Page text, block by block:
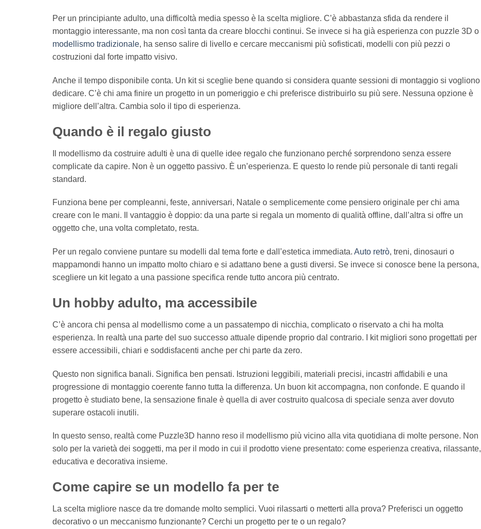
Per un principiante adulto, una difficoltà media spesso è la scelta migliore. C’è abbastanza sfida da rendere il
montaggio interessante, ma non così tanta da creare blocchi continui. Se invece si ha già esperienza con puzzle 3D o
modellismo tradizionale, ha senso salire di livello e cercare meccanismi più sofisticati, modelli con più pezzi o
costruzioni dal forte impatto visivo.
Anche il tempo disponibile conta. Un kit si sceglie bene quando si considera quante sessioni di montaggio si vogliono
dedicare. C’è chi ama finire un progetto in un pomeriggio e chi preferisce distribuirlo su più sere. Nessuna opzione è
migliore dell’altra. Cambia solo il tipo di esperienza.
Quando è il regalo giusto
Il modellismo da costruire adulti è una di quelle idee regalo che funzionano perché sorprendono senza essere
complicate da capire. Non è un oggetto passivo. È un’esperienza. E questo lo rende più personale di tanti regali
standard.
Funziona bene per compleanni, feste, anniversari, Natale o semplicemente come pensiero originale per chi ama
creare con le mani. Il vantaggio è doppio: da una parte si regala un momento di qualità offline, dall’altra si offre un
oggetto che, una volta completato, resta.
Per un regalo conviene puntare su modelli dal tema forte e dall’estetica immediata. Auto retrò, treni, dinosauri o
mappamondi hanno un impatto molto chiaro e si adattano bene a gusti diversi. Se invece si conosce bene la persona,
scegliere un kit legato a una passione specifica rende tutto ancora più centrato.
Un hobby adulto, ma accessibile
C’è ancora chi pensa al modellismo come a un passatempo di nicchia, complicato o riservato a chi ha molta
esperienza. In realtà una parte del suo successo attuale dipende proprio dal contrario. I kit migliori sono progettati per
essere accessibili, chiari e soddisfacenti anche per chi parte da zero.
Questo non significa banali. Significa ben pensati. Istruzioni leggibili, materiali precisi, incastri affidabili e una
progressione di montaggio coerente fanno tutta la differenza. Un buon kit accompagna, non confonde. E quando il
progetto è studiato bene, la sensazione finale è quella di aver costruito qualcosa di speciale senza aver dovuto
superare ostacoli inutili.
In questo senso, realtà come Puzzle3D hanno reso il modellismo più vicino alla vita quotidiana di molte persone. Non
solo per la varietà dei soggetti, ma per il modo in cui il prodotto viene presentato: come esperienza creativa, rilassante,
educativa e decorativa insieme.
Come capire se un modello fa per te
La scelta migliore nasce da tre domande molto semplici. Vuoi rilassarti o metterti alla prova? Preferisci un oggetto
decorativo o un meccanismo funzionante? Cerchi un progetto per te o un regalo?